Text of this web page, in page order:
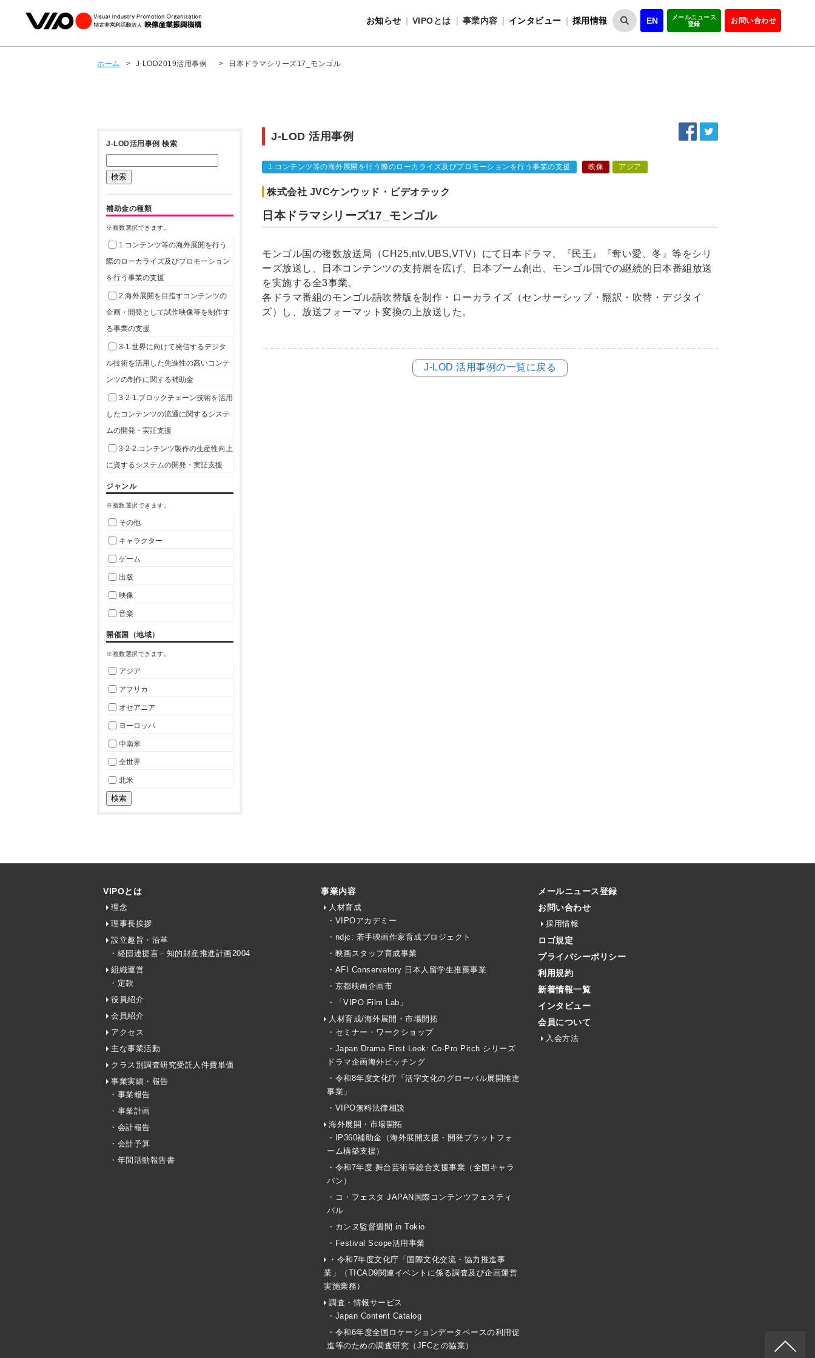
お知らせ VIPOとは
VIPOとは
事業内容
インタビュー 採用情報 EN
メールニュース
登録
お問い合わせ
ホーム > J-LOD2019活用事例 > 日本ドラマシリーズ17_モンゴル
J-LOD 活用事例
1.コンテンツ等の海外展開を行う際のローカライズ及びプロモーションを行う事業の支援 映像 アジア
株式会社 JVCケンウッド・ビデオテック
日本ドラマシリーズ17_モンゴル
モンゴル国の複数放送局（CH25,ntv,UBS,VTV）にて日本ドラマ、『民王』『奪い愛、冬』等をシリ
ーズ放送し、日本コンテンツの支持層を広げ、日本ブーム創出、モンゴル国での継続的日本番組放送
を実施する全3事業。
各ドラマ番組のモンゴル語吹替版を制作・ローカライズ（センサーシップ・翻訳・吹替・デジタイ
ズ）し、放送フォーマット変換の上放送した。
J-LOD 活用事例の一覧に戻る
J-LOD活用事例 検索
補助金の種類
※複数選択できます。
1.コンテンツ等の海外展開を行う
際のローカライズ及びプロモーション
を行う事業の支援
2.海外展開を目指すコンテンツの
企画・開発として試作映像等を制作す
る事業の支援
3-1.世界に向けて発信するデジタ
ル技術を活用した先進性の高いコンテ
ンツの制作に関する補助金
3-2-1.ブロックチェーン技術を活用
したコンテンツの流通に関するシステ
ムの開発・実証支援
3-2-2.コンテンツ製作の生産性向上
に資するシステムの開発・実証支援
ジャンル
※複数選択できます。
その他
キャラクター
ゲーム
出版
映像
音楽
開催国（地域）
※複数選択できます。
アジア
アフリカ
オセアニア
ヨーロッパ
中南米
全世界
北米
VIPOとは
理念
理事長挨拶
設立趣旨・沿革
・経団連提言－知的財産推進計画2004
組織運営
・定款
役員紹介
会員紹介
アクセス
主な事業活動
クラス別調査研究受託人件費単価
事業実績・報告
・事業報告
・事業計画
・会計報告
・会計予算
・年間活動報告書
事業内容
人材育成
・VIPOアカデミー
・ndjc: 若手映画作家育成プロジェクト
・映画スタッフ育成事業
・AFI Conservatory 日本人留学生推薦事業
・京都映画企画市
・「VIPO Film Lab」
人材育成/海外展開・市場開拓
・セミナー・ワークショップ
・Japan Drama First Look: Co-Pro Pitch シリーズ
ドラマ企画海外ピッチング
・令和8年度文化庁「活字文化のグローバル展開推進
事業」
・VIPO無料法律相談
海外展開・市場開拓
・IP360補助金（海外展開支援・開発プラットフォ
ーム構築支援）
・令和7年度 舞台芸術等総合支援事業（全国キャラ
バン）
・コ・フェスタ JAPAN国際コンテンツフェスティ
バル
・カンヌ監督週間 in Tokio
・Festival Scope活用事業
・令和7年度文化庁「国際文化交流・協力推進事
業」（TICAD9関連イベントに係る調査及び企画運営
実施業務）
調査・情報サービス
・Japan Content Catalog
・令和6年度全国ロケーションデータベースの利用促
進等のための調査研究（JFCとの協業）
メールニュース登録
お問い合わせ
採用情報
ロゴ規定
プライバシーポリシー
利用規約
新着情報一覧
インタビュー
会員について
入会方法